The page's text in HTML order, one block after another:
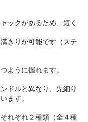
ックがあるため、短く
きりが可能です（ステ
ように握れます。
ドルと異なり、先細り
ます。
れぞれ２種類（全４種